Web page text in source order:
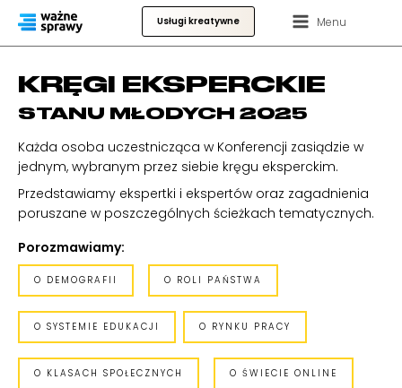
Usługi kreatywne Menu
KRĘGI EKSPERCKIE
STANU MŁODYCH 2025
Każda osoba uczestnicząca w Konferencji zasiądzie w
jednym, wybranym przez siebie kręgu eksperckim.
Przedstawiamy ekspertki i ekspertów oraz zagadnienia
poruszane w poszczególnych ścieżkach tematycznych.
Porozmawiamy:
O DEMOGRAFII O ROLI PAŃSTWA
O SYSTEMIE EDUKACJI O RYNKU PRACY
O KLASACH SPOŁECZNYCH O ŚWIECIE ONLINE